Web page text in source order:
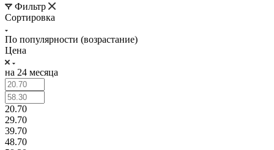
Фильтр
Сортировка
По популярности (возрастание)
Цена
на 24 месяца
20.70
29.70
39.70
48.70